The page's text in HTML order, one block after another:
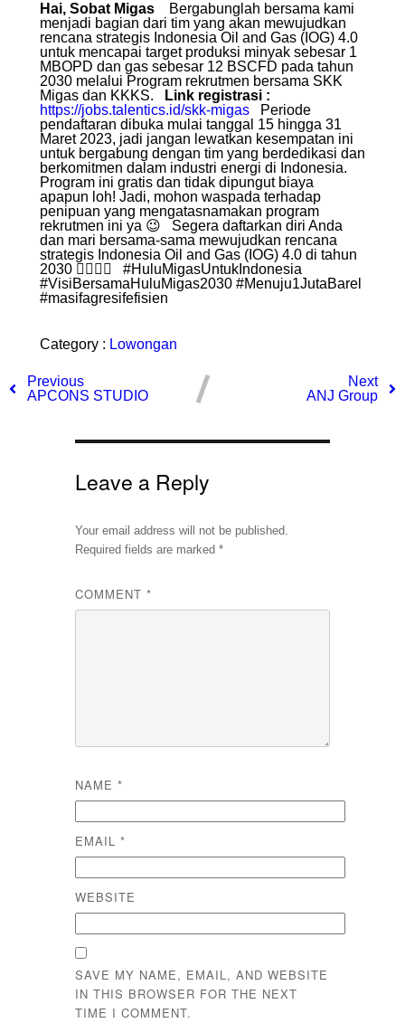
Hai, Sobat Migas
Bergabunglah bersama kami
menjadi bagian dari tim yang akan mewujudkan
rencana strategis Indonesia Oil and Gas (IOG) 4.0
untuk mencapai target produksi minyak sebesar 1
MBOPD dan gas sebesar 12 BSCFD pada tahun
2030 melalui Program rekrutmen bersama SKK
Migas dan KKKS.
Link registrasi :
https://jobs.talentics.id/skk-migasPeriode
pendaftaran dibuka mulai tanggal 15 hingga 31
Maret 2023, jadi jangan lewatkan kesempatan ini
untuk bergabung dengan tim yang berdedikasi dan
berkomitmen dalam industri energi di Indonesia.
Program ini gratis dan tidak dipungut biaya
apapun loh! Jadi, mohon waspada terhadap
penipuan yang mengatasnamakan program
rekrutmen ini ya 😉 Segera daftarkan diri Anda
dan mari bersama-sama mewujudkan rencana
strategis Indonesia Oil and Gas (IOG) 4.0 di tahun
2030 👌🏻💪🏻 #HuluMigasUntukIndonesia
#VisiBersamaHuluMigas2030 #Menuju1JutaBarel
#masifagresifefisien
Category : Lowongan
Previous
APCONS STUDIO
Next
ANJ Group
Leave a Reply
Your email address will not be published.
Required fields are marked *
COMMENT *
NAME *
EMAIL *
WEBSITE
SAVE MY NAME, EMAIL, AND WEBSITE
IN THIS BROWSER FOR THE NEXT
TIME I COMMENT.